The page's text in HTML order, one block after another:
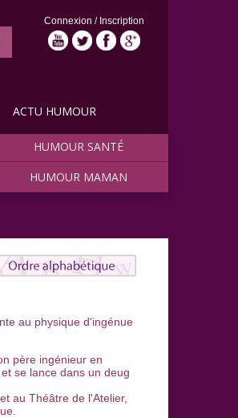
Connexion / Inscription
HUMOUR SANTÉ
HUMOUR MAMAN
ACTU HUMOUR
au physique d'ingénue
père ingénieur en
se lance dans un deug
au Théâtre de l'Atelier,